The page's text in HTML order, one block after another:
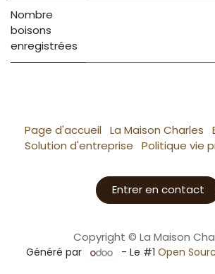
Nombre
boisons
enregistrées
Page d'accueil La Maison Charles
Solution d'entreprise
Politique vie
Entrer en contact
Copyright © La Maison
Généré par - Le #1Open